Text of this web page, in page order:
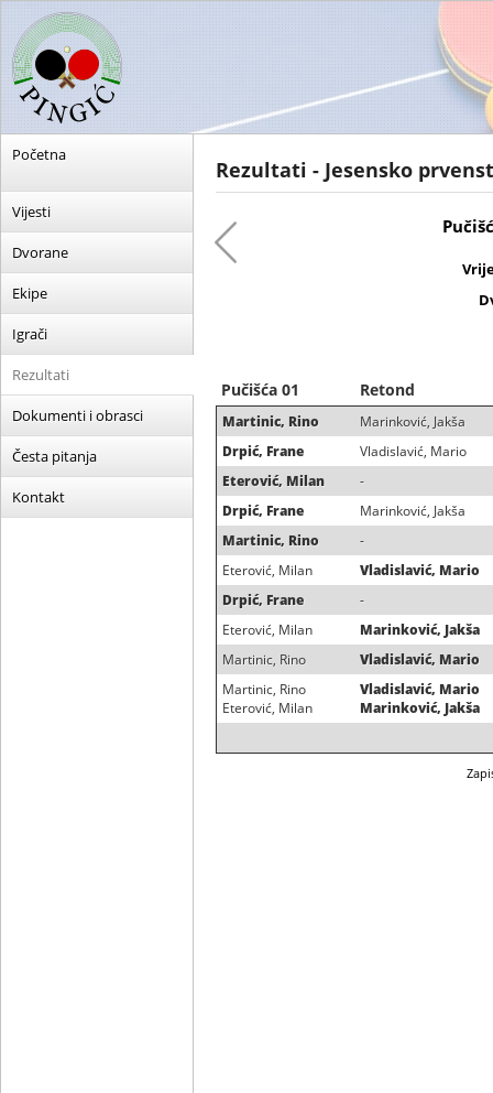
Početna
Vijesti
Dvorane
Ekipe
Igrači
Rezultati
Dokumenti i obrasci
Česta pitanja
Kontakt
Rezultati - Jesensko
Pučišća 01 Retond
Martinic, Rino
Marinković, Jakša
Drpić, Frane
Vladislavić, Mario
Eterović, Milan
-
Drpić, Frane
Marinković, Jakša
Martinic, Rino
-
Eterović, Milan
Vladislavić, Mario
Drpić, Frane
-
Eterović, Milan
Marinković, Jakša
Martinic, Rino
Vladislavić, Mario
Martinic, Rino
Eterović, Milan
Vladislavić, Mario
Marinković, Jakša